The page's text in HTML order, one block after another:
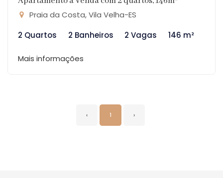
Praia da Costa, Vila Velha-ES
2 Quartos
2 Banheiros 2 Vagas 146 m²
Mais informações
‹ 1 ›